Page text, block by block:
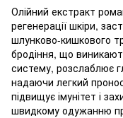
Олійний екстракт
регенерації шкіри,
шлунково-кишкового
бродіння, що
систему, розслаблює
надаючи легкий
підвищує імунітет і
швидкому одужанню